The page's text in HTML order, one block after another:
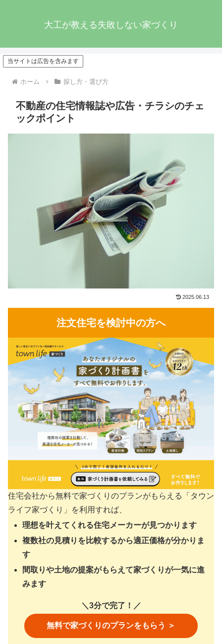
大工が教える失敗しない家づくり
当サイトは広告を含みます
ホーム 探し方・選び方
不動産の住宅情報誌や広告・チラシのチェ
ックポイント
2025.06.13
注文住宅を検討中の方へ
住宅会社から無料で家づくりのプランがもらえる「タウン
ライフ家づくり」を利用すれば、
理想を叶えてくれる住宅メーカーが見つかります
複数社の見積りを比較するから適正価格が分かりま
す
間取りや土地の提案がもらえて家づくりが一気に進
みます
＼3分で完了！／
無料で家づくりのプランをもらう ＞